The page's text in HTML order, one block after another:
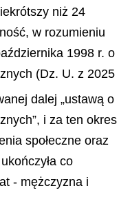
niż 24
w rozumieniu
1998 r. o
(Dz. U. z 2025
dalej „ustawą o
i za ten okres
społeczne oraz
co
- mężczyzna i